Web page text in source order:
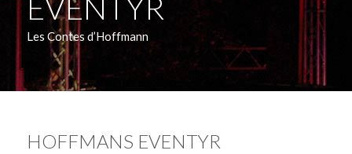
EVENTYR
Les Contes d’Hoffmann
HOFFMANS EVENTYR